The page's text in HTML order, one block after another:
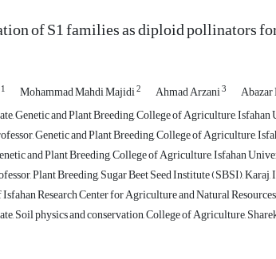
of S1 families as diploid pollinators
1 Mohammad Mahdi Majidi2 Ahmad Arzani3
Genetic and Plant Breeding, College of Agriculture,
Genetic and Plant Breeding, College of Agriculture,
and Plant Breeding, College of Agriculture, Isfahan
Plant Breeding, Sugar Beet Seed Institute (SBSI), Karaj,
Research Center for Agriculture and Natural
Soil physics and conservation, College of Agriculture,